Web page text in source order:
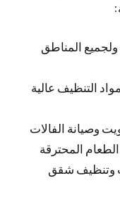
خدمة 24 ساعة ولجميع المناطق
التنظيف عالية
وصيانة الفالات
الطعام المحترقة
وتنظيف شقق